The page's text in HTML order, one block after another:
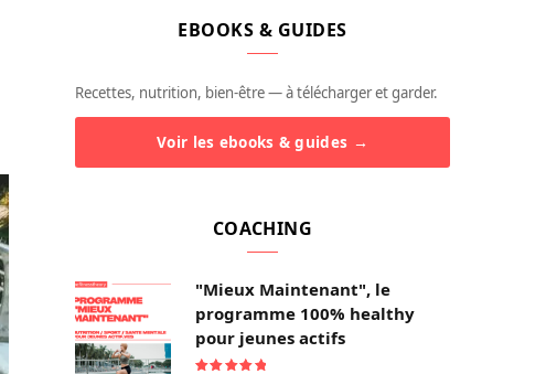
EBOOKS & GUIDES
Recettes, nutrition, bien-être — à télécharger et garder.
Voir les ebooks & guides →
COACHING
"Mieux Maintenant", le
programme 100% healthy
pour jeunes actifs